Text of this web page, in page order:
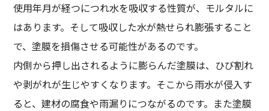
使用年月が経つにつれ水を吸収する性質が、モルタルに
はあります。そして吸収した水が熱せられ膨張すること
で、塗膜を損傷させる可能性があるのです。
内側から押し出されるように膨らんだ塗膜は、ひび割れ
や剥がれが生じやすくなります。そこから雨水が侵入す
ると、建材の腐食や雨漏りにつながるのです。また塗膜